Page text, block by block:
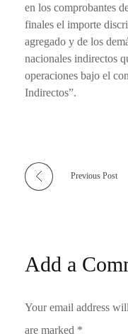
en los comprobantes
finales el importe
agregado y de los
nacionales indirectos
operaciones bajo el
Indirectos”.
Previous Post
Add a
Your email address
are marked *